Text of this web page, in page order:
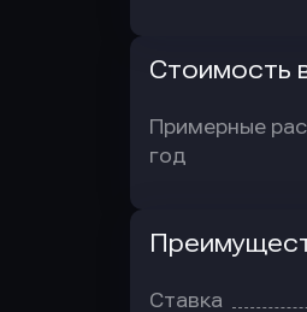
Стоимость
Примерные
год
Ставка